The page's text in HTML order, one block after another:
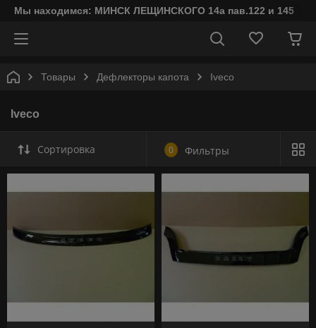
Мы находимся: МИНСК ЛЕЩИНСКОГО 14а пав.122 и 145
Товары Дефлекторы капота Iveco
Iveco
Сортировка 0 Фильтры